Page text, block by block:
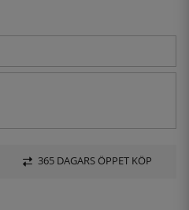
365 DAGARS ÖPPET KÖP